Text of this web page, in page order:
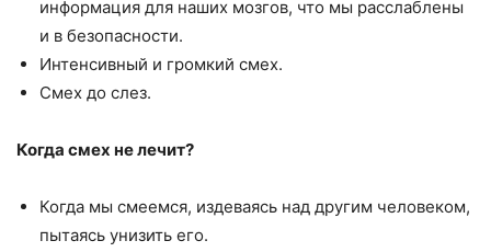
информация для наших мозгов, что мы расслаблены
и в безопасности.
Интенсивный и громкий смех.
Смех до слез.
Когда смех не лечит?
Когда мы смеемся, издеваясь над другим человеком,
пытаясь унизить его.